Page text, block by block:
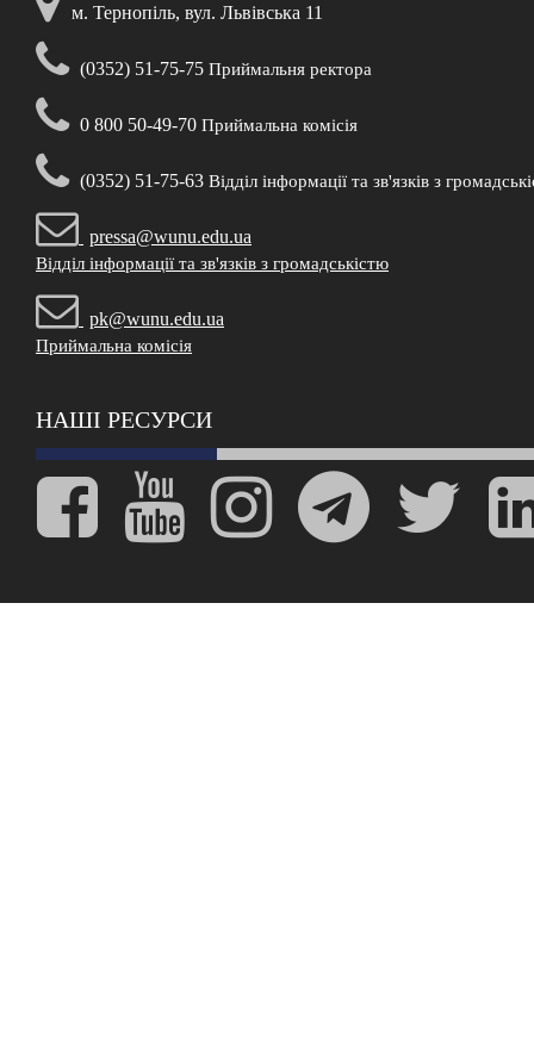
м. Тернопіль, вул. Львівська 11
(0352) 51-75-75 Приймальня ректора
0 800 50-49-70 Приймальна комісія
(0352) 51-75-63 Відділ інформації та зв'язків з
pressa@wunu.edu.ua
Відділ інформації та зв'язків з громадськістю
pk@wunu.edu.ua
Приймальна комісія
НАШІ РЕСУРСИ